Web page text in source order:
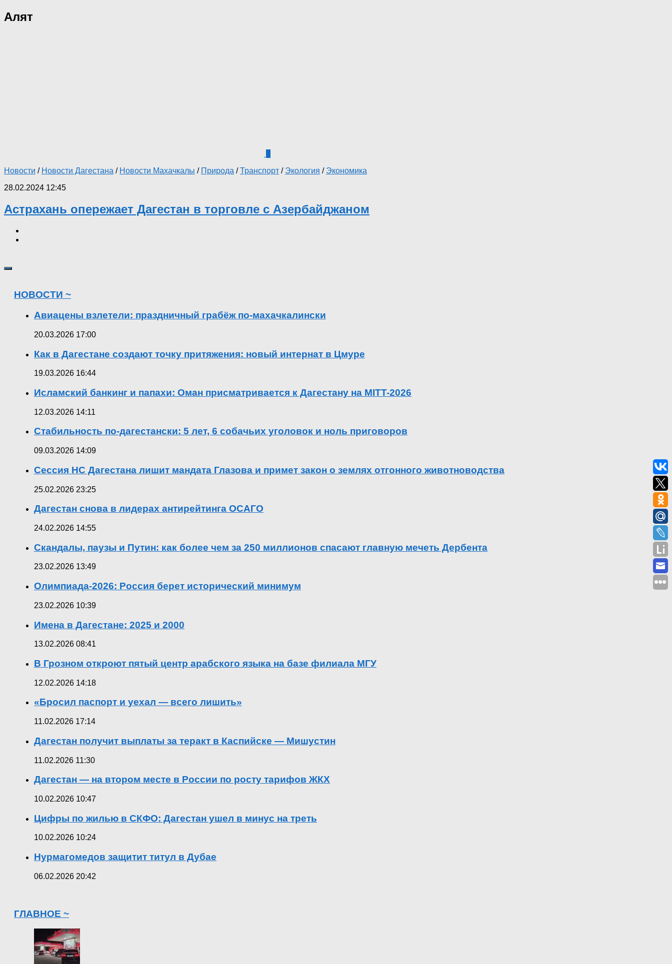
Алят
Новости / Новости Дагестана / Новости Махачкалы / Природа /Транспорт / Экология / Экономика
28.02.2024 12:45
Астрахань опережает Дагестан в торговле с Азербайджаном
НОВОСТИ ~
Авиацены взлетели: праздничный грабёж по-махачкалински
20.03.2026 17:00
Как в Дагестане создают точку притяжения: новый интернат в Цмуре
19.03.2026 16:44
Исламский банкинг и папахи: Оман присматривается к Дагестану на MITT-2026
12.03.2026 14:11
Стабильность по-дагестански: 5 лет, 6 собачьих уголовок и ноль приговоров
09.03.2026 14:09
Сессия НС Дагестана лишит мандата Глазова и примет закон о землях отгонного животноводства
25.02.2026 23:25
Дагестан снова в лидерах антирейтинга ОСАГО
24.02.2026 14:55
Скандалы, паузы и Путин: как более чем за 250 миллионов спасают главную мечеть Дербента
23.02.2026 13:49
Олимпиада-2026: Россия берет исторический минимум
23.02.2026 10:39
Имена в Дагестане: 2025 и 2000
13.02.2026 08:41
В Грозном откроют пятый центр арабского языка на базе филиала МГУ
12.02.2026 14:18
«Бросил паспорт и уехал — всего лишить»
11.02.2026 17:14
Дагестан получит выплаты за теракт в Каспийске — Мишустин
11.02.2026 11:30
Дагестан — на втором месте в России по росту тарифов ЖКХ
10.02.2026 10:47
Цифры по жилью в СКФО: Дагестан ушел в минус на треть
10.02.2026 10:24
Нурмагомедов защитит титул в Дубае
06.02.2026 20:42
ГЛАВНОЕ ~